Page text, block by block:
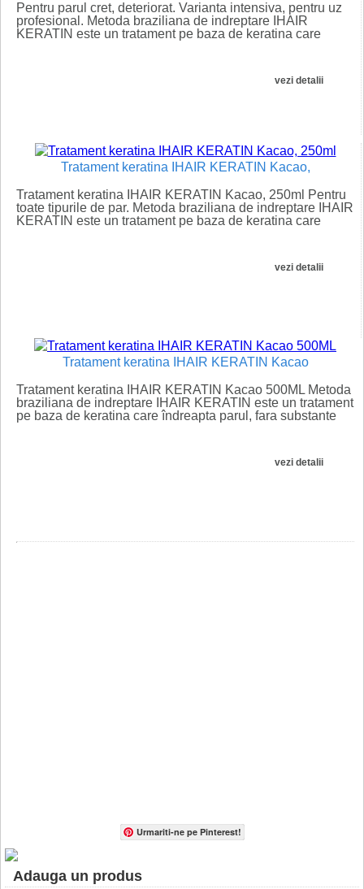
Pentru parul cret, deteriorat. Varianta intensiva, pentru uz
profesional. Metoda braziliana de indreptare IHAIR
KERATIN este un tratament pe baza de keratina care
vezi detalii
Tratament keratina IHAIR KERATIN Kacao,
Tratament keratina IHAIR KERATIN Kacao, 250ml Pentru
toate tipurile de par. Metoda braziliana de indreptare IHAIR
KERATIN este un tratament pe baza de keratina care
vezi detalii
Tratament keratina IHAIR KERATIN Kacao
Tratament keratina IHAIR KERATIN Kacao 500ML Metoda
braziliana de indreptare IHAIR KERATIN este un tratament
pe baza de keratina care îndreapta parul, fara substante
vezi detalii
Urmariti-ne pe Pinterest!
Adauga un produs